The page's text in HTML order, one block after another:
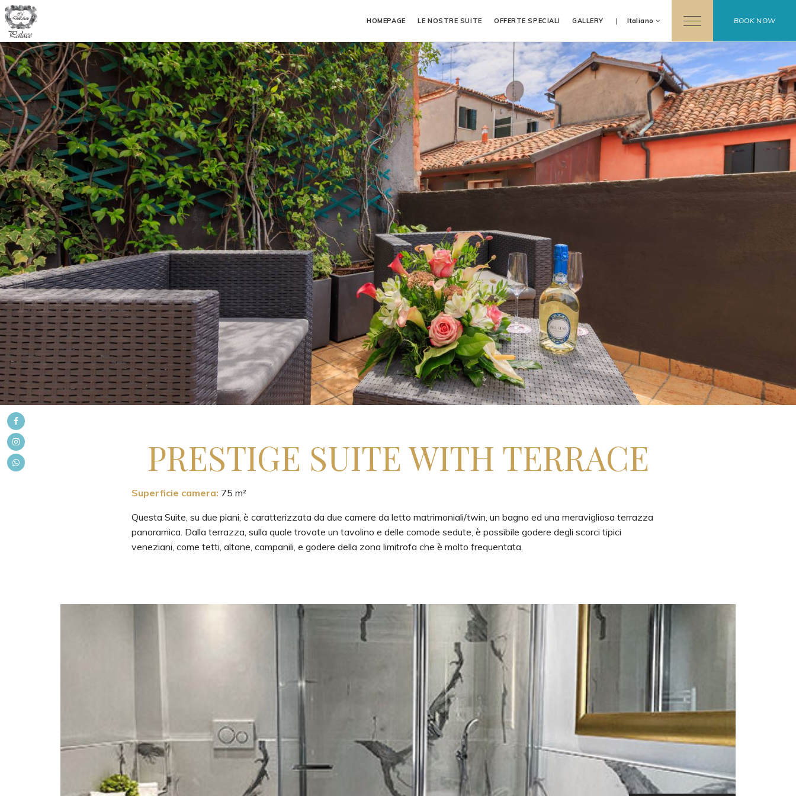
HOMEPAGE LE NOSTRE SUITE OFFERTE SPECIALI GALLERY BOOK NOW
Italiano
PRESTIGE SUITE WITH TERRACE
Superficie camera: 75 m²
Questa Suite, su due piani, è caratterizzata da due camere da letto matrimoniali/twin, un bagno ed una meravigliosa terrazza
panoramica. Dalla terrazza, sulla quale trovate un tavolino e delle comode sedute, è possibile godere degli scorci tipici
veneziani, come tetti, altane, campanili, e godere della zona limitrofa che è molto frequentata.